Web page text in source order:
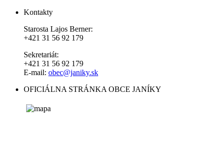
Kontakty
Starosta Lajos Berner:
+421 31 56 92 179
Sekretariát:
+421 31 56 92 179
E-mail: obec@janiky.sk
OFICIÁLNA STRÁNKA OBCE JANÍKY